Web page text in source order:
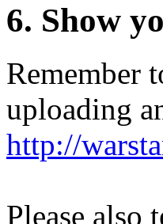
6. Show
Remember
uploading
http://
Please also